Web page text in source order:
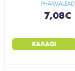
PHARMALEAD
7,08€
ΚΑΛΆΘΙ